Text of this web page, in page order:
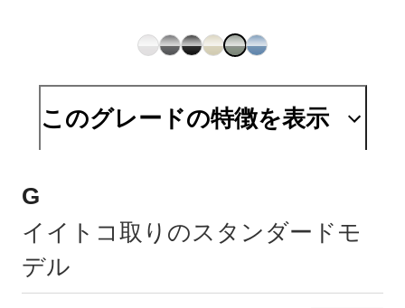
このグレードの特徴を表示
G
イイトコ取りのスタンダードモ
デル